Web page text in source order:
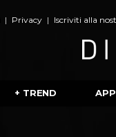
Privacy Iscriviti alla
+ TREND APP